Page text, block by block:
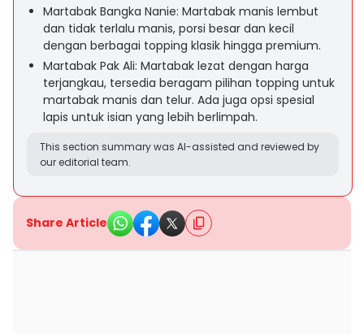
Martabak Bangka Nanie: Martabak manis lembut
dan tidak terlalu manis, porsi besar dan kecil
dengan berbagai topping klasik hingga premium.
Martabak Pak Ali: Martabak lezat dengan harga
terjangkau, tersedia beragam pilihan topping untuk
martabak manis dan telur. Ada juga opsi spesial
lapis untuk isian yang lebih berlimpah.
This section summary was AI-assisted and reviewed by
our editorial team.
Share Article